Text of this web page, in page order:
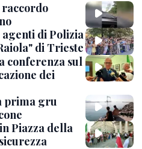
di Polizia
di Trieste
conferenza sul
dei
prima gru
Piazza della